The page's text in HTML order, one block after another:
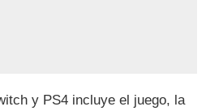
y PS4 incluye el juego, la